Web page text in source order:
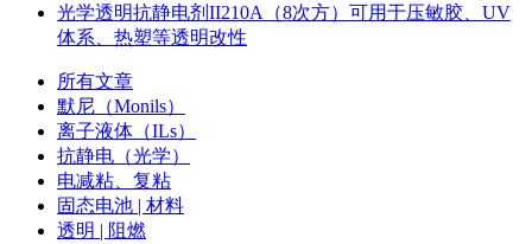
光学透明抗静电剂II210A（8次方）可用于压敏胶、UV
体系、热塑等透明改性
所有文章
默尼（Monils）
离子液体（ILs）
抗静电（光学）
电减粘、复粘
固态电池 | 材料
透明 | 阻燃